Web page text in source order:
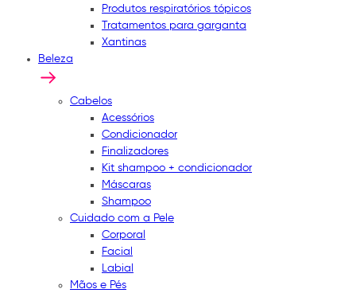
Produtos respiratórios tópicos
Tratamentos para garganta
Xantinas
Beleza
Cabelos
Acessórios
Condicionador
Finalizadores
Kit shampoo + condicionador
Máscaras
Shampoo
Cuidado com a Pele
Corporal
Facial
Labial
Mãos e Pés